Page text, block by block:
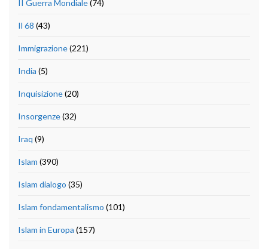
II Guerra Mondiale(74)
Il 68 (43)
Immigrazione(221)
India (5)
Inquisizione(20)
Insorgenze(32)
Iraq (9)
Islam (390)
Islam dialogo (35)
Islam fondamentalismo (101)
Islam in Europa (157)